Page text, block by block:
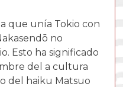
que unía Tokio con
no
Esto ha significado
del a cultura
del haiku Matsuo